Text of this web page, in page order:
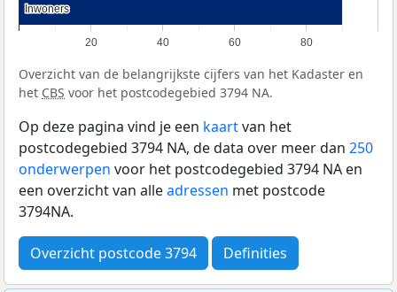
20 40 60 80
Inwoners
Inwoners
Overzicht van de belangrijkste cijfers van het Kadaster en
het CBS voor het postcodegebied 3794 NA.
Op deze pagina vind je een kaartvan het
postcodegebied 3794 NA, de data over meer dan 250
onderwerpen voor het postcodegebied 3794 NA en
een overzicht van alleadressen met postcode
3794NA.
Overzicht postcode 3794 Definities